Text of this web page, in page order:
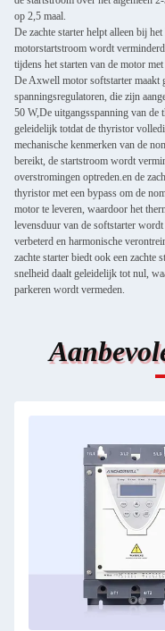
op 2,5 maal.
De zachte starter helpt alleen bij
motorstartstroom wordt
tijdens het starten van de motor
De Axwell motor softstarter maakt
spanningsregulatoren, die zijn
50 W,De uitgangsspanning van de
geleidelijk totdat de thyristor
mechanische kenmerken van de
bereikt, de startstroom wordt
overstromingen optreden.en de
thyristor met een bypass om de
motor te leveren, waardoor het
levensduur van de softstarter
verbeterd en harmonische
zachte starter biedt ook een zachte
snelheid daalt geleidelijk tot nul,
parkeren wordt vermeden.